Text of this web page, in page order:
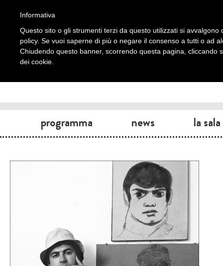
programma news la sala
Informativa
Questo sito o gli strumenti terzi da questo utilizzati si
policy. Se vuoi saperne di più o negare il consenso a tutti o ad
Chiudendo questo banner, scorrendo questa pagina, cliccando
dei cookie.